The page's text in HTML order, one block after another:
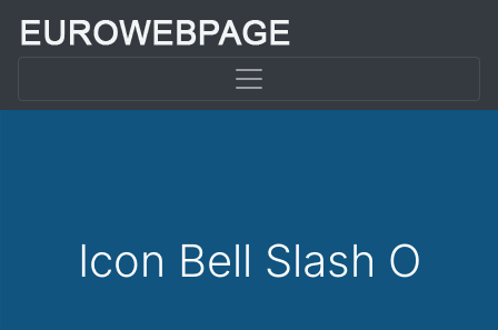
Icon Bell Slash O